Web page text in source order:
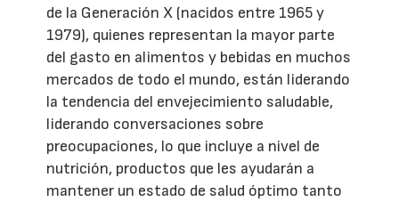
de la Generación X (nacidos entre 1965 y
1979), quienes representan la mayor parte
del gasto en alimentos y bebidas en muchos
mercados de todo el mundo, están liderando
la tendencia del envejecimiento saludable,
liderando conversaciones sobre
preocupaciones, lo que incluye a nivel de
nutrición, productos que les ayudarán a
mantener un estado de salud óptimo tanto